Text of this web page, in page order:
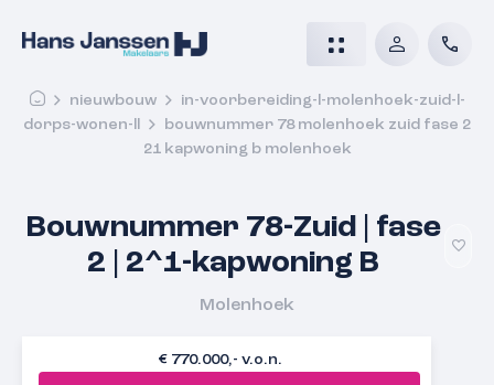
nieuwbouw
in-voorbereiding-l-molenhoek-zuid-l-
dorps-wonen-ll
bouwnummer 78 molenhoek zuid fase 2
21 kapwoning b molenhoek
Bouwnummer 78-Zuid | fase
2 | 2^1-kapwoning B
Molenhoek
€ 770.000,- v.o.n.